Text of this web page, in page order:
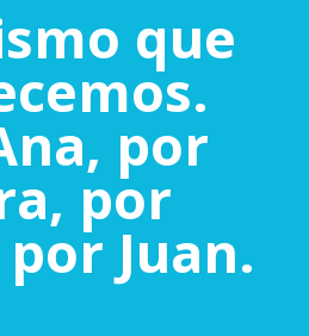
que
por
por
Juan.